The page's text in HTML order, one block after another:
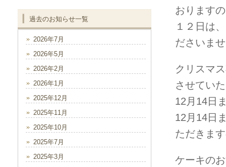
おります
１２日は
ださいま
クリスマ
させてい
12月14日
12月14日
ただきま
ケーキの
過去のお知らせ一覧
2026年7月
2026年5月
2026年2月
2026年1月
2025年12月
2025年11月
2025年10月
2025年7月
2025年3月